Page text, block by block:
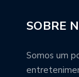
SOBRE
Somos um